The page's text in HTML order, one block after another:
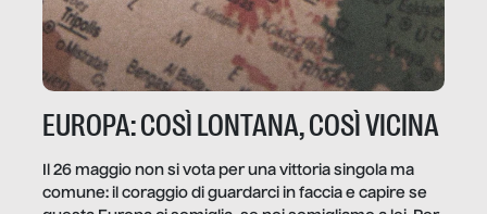
EUROPA: COSÌ LONTANA, COSÌ VICINA
Il 26 maggio non si vota per una vittoria singola ma
comune: il coraggio di guardarci in faccia e capire se